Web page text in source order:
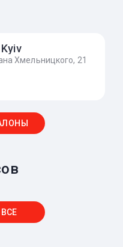
Хмельницкого, 21